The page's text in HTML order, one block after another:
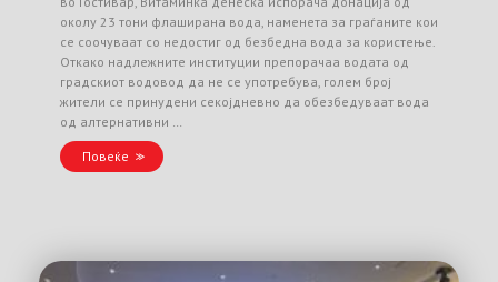
околу 23 тони флаширана вода, наменета за граѓаните кои
се соочуваат со недостиг од безбедна вода за користење.
Откако надлежните институции препорачаа водата од
градскиот водовод да не се употребува, голем број
жители се принудени секојдневно да обезбедуваат вода
од алтернативни …
Повеќе